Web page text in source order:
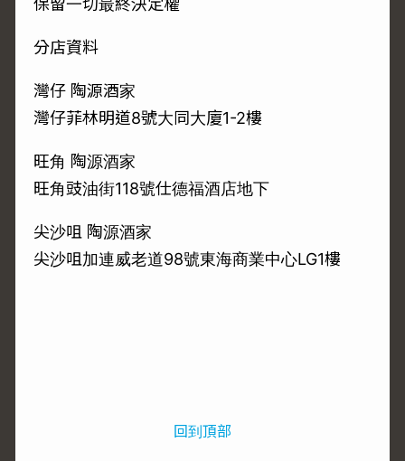
保留一切最終決定權
分店資料
灣仔 陶源酒家
灣仔菲林明道8號大同大廈1-2樓
旺角 陶源酒家
旺角豉油街118號仕德福酒店地下
尖沙咀 陶源酒家
尖沙咀加連威老道98號東海商業中心LG1樓
回到頂部